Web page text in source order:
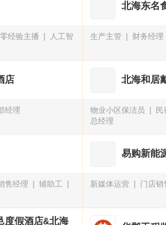
零经验主播
人工智
北海东名
生产主管 财务经理
店
经理
北海和居
物业小区保洁员
民
总经理
售经理
辅助工
易购新能
新媒体运营 门店销
度假酒店&北海